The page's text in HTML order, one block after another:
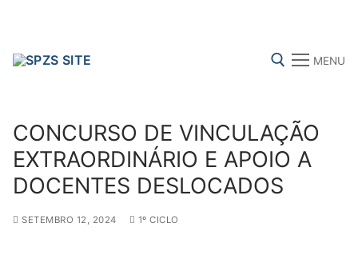
Search for:
MENU
FENPROF CGTP-IN FRENTE COMUM
CONCURSO DE VINCULAÇÃO
EXTRAORDINÁRIO E APOIO A
DOCENTES DESLOCADOS
SETEMBRO 12, 2024 1º CICLO